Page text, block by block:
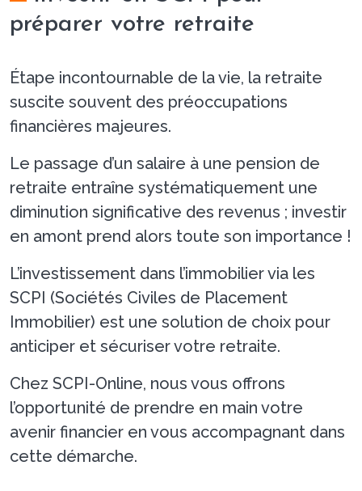
préparer votre retraite
Étape incontournable de la vie, la retraite
suscite souvent des préoccupations
financières majeures.
Le passage d’un salaire à une pension de
retraite entraîne systématiquement une
diminution significative des revenus ; investir
en amont prend alors toute son importance !
L’investissement dans l’immobilier via les
SCPI (Sociétés Civiles de Placement
Immobilier) est une solution de choix pour
anticiper et sécuriser votre retraite.
Chez SCPI-Online, nous vous offrons
l’opportunité de prendre en main votre
avenir financier en vous accompagnant dans
cette démarche.